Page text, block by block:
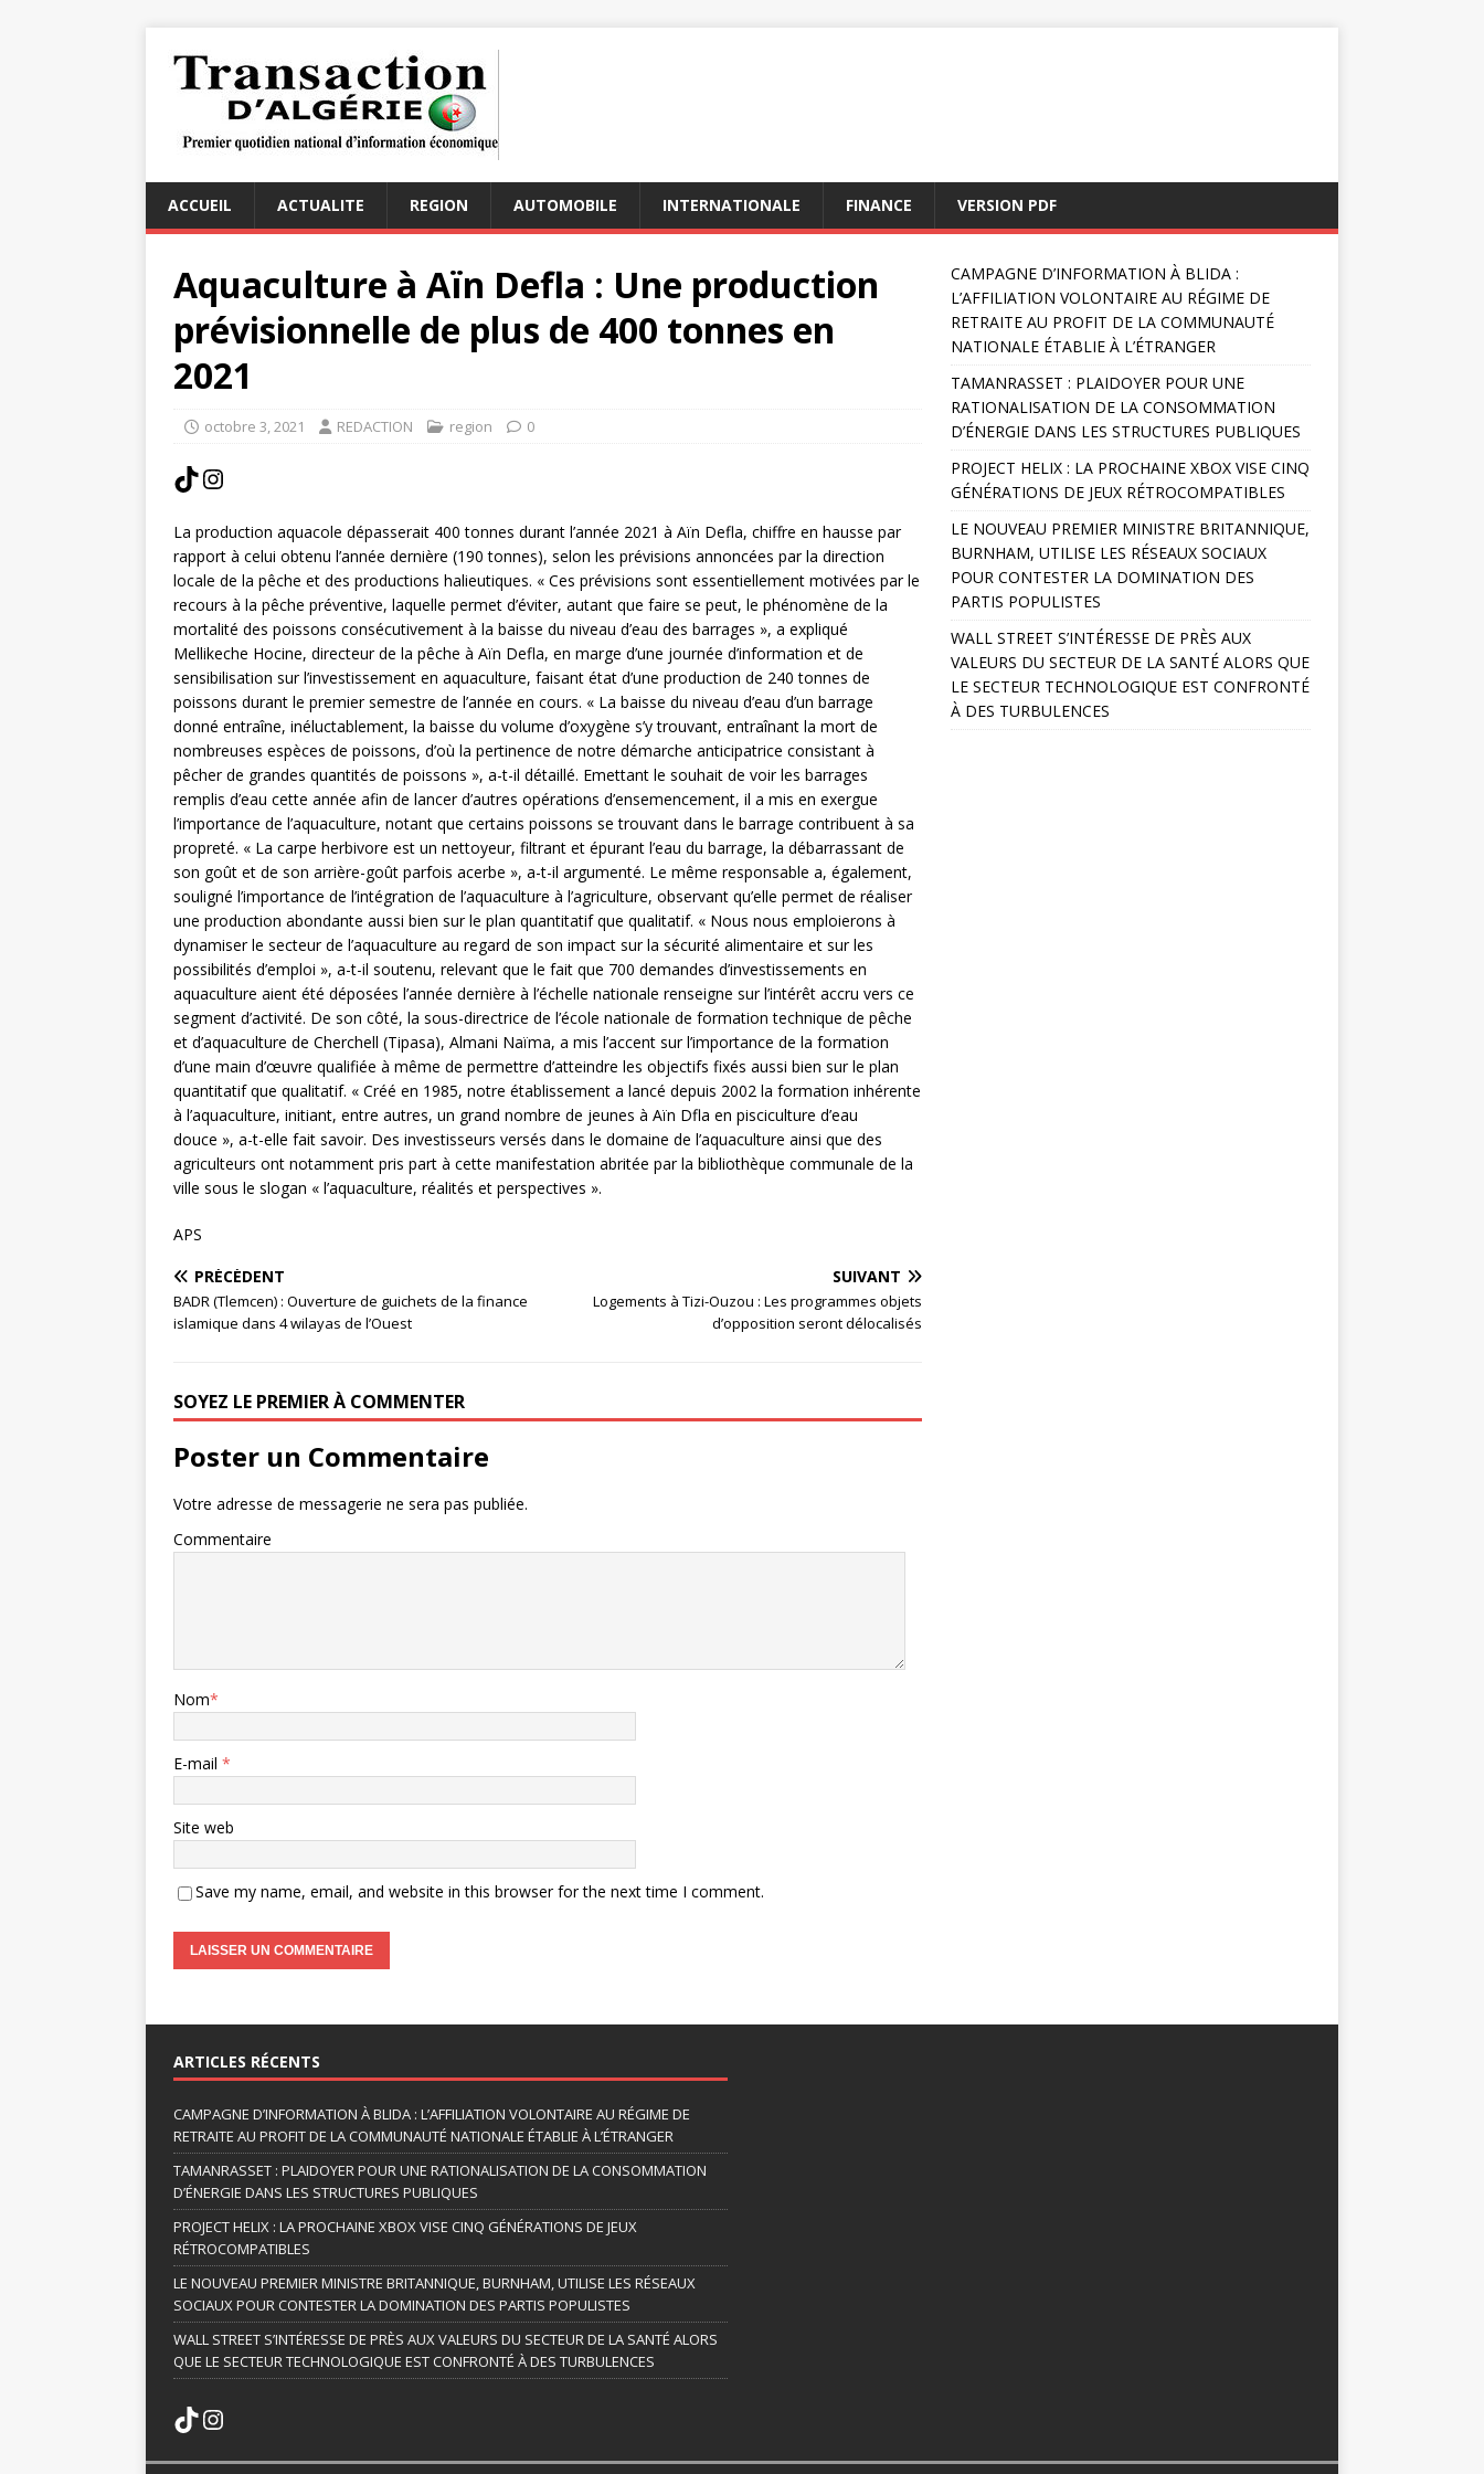
ACCUEIL ACTUALITE REGION AUTOMOBILE INTERNATIONALE FINANCE VERSION PDF
Aquaculture à Aïn Defla : Une production
prévisionnelle de plus de 400 tonnes en
2021
octobre 3, 2021 REDACTION region 0
La production aquacole dépasserait 400 tonnes durant l’année 2021 à Aïn Defla, chiffre en hausse par
rapport à celui obtenu l’année dernière (190 tonnes), selon les prévisions annoncées par la direction
locale de la pêche et des productions halieutiques. « Ces prévisions sont essentiellement motivées par le
recours à la pêche préventive, laquelle permet d’éviter, autant que faire se peut, le phénomène de la
mortalité des poissons consécutivement à la baisse du niveau d’eau des barrages », a expliqué
Mellikeche Hocine, directeur de la pêche à Aïn Defla, en marge d’une journée d’information et de
sensibilisation sur l’investissement en aquaculture, faisant état d’une production de 240 tonnes de
poissons durant le premier semestre de l’année en cours. « La baisse du niveau d’eau d’un barrage
donné entraîne, inéluctablement, la baisse du volume d’oxygène s’y trouvant, entraînant la mort de
nombreuses espèces de poissons, d’où la pertinence de notre démarche anticipatrice consistant à
pêcher de grandes quantités de poissons », a-t-il détaillé. Emettant le souhait de voir les barrages
remplis d’eau cette année afin de lancer d’autres opérations d’ensemencement, il a mis en exergue
l’importance de l’aquaculture, notant que certains poissons se trouvant dans le barrage contribuent à sa
propreté. « La carpe herbivore est un nettoyeur, filtrant et épurant l’eau du barrage, la débarrassant de
son goût et de son arrière-goût parfois acerbe », a-t-il argumenté. Le même responsable a, également,
souligné l’importance de l’intégration de l’aquaculture à l’agriculture, observant qu’elle permet de réaliser
une production abondante aussi bien sur le plan quantitatif que qualitatif. « Nous nous emploierons à
dynamiser le secteur de l’aquaculture au regard de son impact sur la sécurité alimentaire et sur les
possibilités d’emploi », a-t-il soutenu, relevant que le fait que 700 demandes d’investissements en
aquaculture aient été déposées l’année dernière à l’échelle nationale renseigne sur l’intérêt accru vers ce
segment d’activité. De son côté, la sous-directrice de l’école nationale de formation technique de pêche
et d’aquaculture de Cherchell (Tipasa), Almani Naïma, a mis l’accent sur l’importance de la formation
d’une main d’œuvre qualifiée à même de permettre d’atteindre les objectifs fixés aussi bien sur le plan
quantitatif que qualitatif. « Créé en 1985, notre établissement a lancé depuis 2002 la formation inhérente
à l’aquaculture, initiant, entre autres, un grand nombre de jeunes à Aïn Dfla en pisciculture d’eau
douce », a-t-elle fait savoir. Des investisseurs versés dans le domaine de l’aquaculture ainsi que des
agriculteurs ont notamment pris part à cette manifestation abritée par la bibliothèque communale de la
ville sous le slogan « l’aquaculture, réalités et perspectives ».
APS
PRÉCÉDENT
BADR (Tlemcen) : Ouverture de guichets de la finance
islamique dans 4 wilayas de l’Ouest
SUIVANT
Logements à Tizi-Ouzou : Les programmes objets
d’opposition seront délocalisés
SOYEZ LE PREMIER À COMMENTER
Poster un Commentaire
Votre adresse de messagerie ne sera pas publiée.
Commentaire
Nom*
E-mail *
Site web
Save my name, email, and website in this browser for the next time I comment.
t
e
r
n
a
t
i
v
e
:
CAMPAGNE D’INFORMATION À BLIDA :
L’AFFILIATION VOLONTAIRE AU RÉGIME DE
RETRAITE AU PROFIT DE LA COMMUNAUTÉ
NATIONALE ÉTABLIE À L’ÉTRANGER
TAMANRASSET : PLAIDOYER POUR UNE
RATIONALISATION DE LA CONSOMMATION
D’ÉNERGIE DANS LES STRUCTURES PUBLIQUES
PROJECT HELIX : LA PROCHAINE XBOX VISE CINQ
GÉNÉRATIONS DE JEUX RÉTROCOMPATIBLES
LE NOUVEAU PREMIER MINISTRE BRITANNIQUE,
BURNHAM, UTILISE LES RÉSEAUX SOCIAUX
POUR CONTESTER LA DOMINATION DES
PARTIS POPULISTES
WALL STREET S’INTÉRESSE DE PRÈS AUX
VALEURS DU SECTEUR DE LA SANTÉ ALORS QUE
LE SECTEUR TECHNOLOGIQUE EST CONFRONTÉ
À DES TURBULENCES
ARTICLES RÉCENTS
CAMPAGNE D’INFORMATION À BLIDA : L’AFFILIATION VOLONTAIRE AU RÉGIME DE
RETRAITE AU PROFIT DE LA COMMUNAUTÉ NATIONALE ÉTABLIE À L’ÉTRANGER
TAMANRASSET : PLAIDOYER POUR UNE RATIONALISATION DE LA CONSOMMATION
D’ÉNERGIE DANS LES STRUCTURES PUBLIQUES
PROJECT HELIX : LA PROCHAINE XBOX VISE CINQ GÉNÉRATIONS DE JEUX
RÉTROCOMPATIBLES
LE NOUVEAU PREMIER MINISTRE BRITANNIQUE, BURNHAM, UTILISE LES RÉSEAUX
SOCIAUX POUR CONTESTER LA DOMINATION DES PARTIS POPULISTES
WALL STREET S’INTÉRESSE DE PRÈS AUX VALEURS DU SECTEUR DE LA SANTÉ ALORS
QUE LE SECTEUR TECHNOLOGIQUE EST CONFRONTÉ À DES TURBULENCES